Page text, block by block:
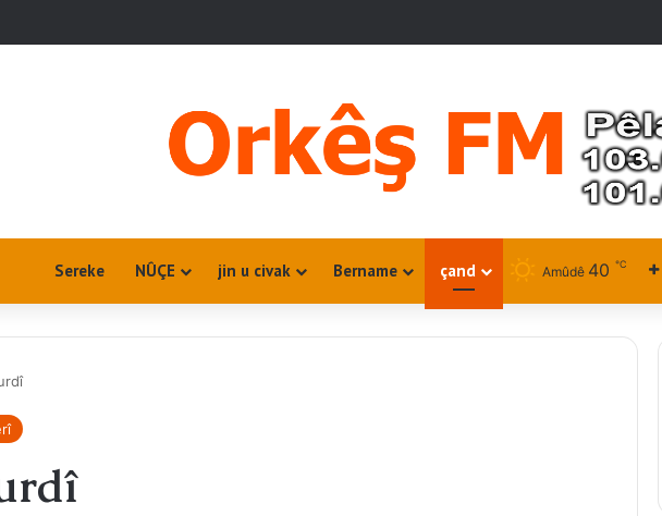
Sereke NÛÇE jin u civak Bername çand Amûdê 40 ℃